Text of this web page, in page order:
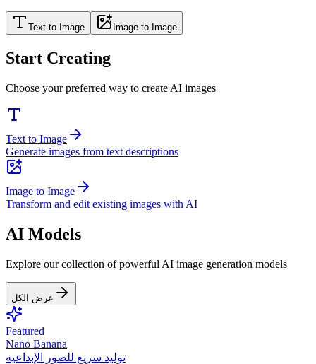
Text to Image Image to Image
Start Creating
Choose your preferred way to create AI images
Text to Image
Generate images from text descriptions
Image to Image
Transform and edit existing images with AI
AI Models
Explore our collection of powerful AI image generation models
عرض الكل
Featured
Nano Banana
توليد سريع للصور الإبداعية